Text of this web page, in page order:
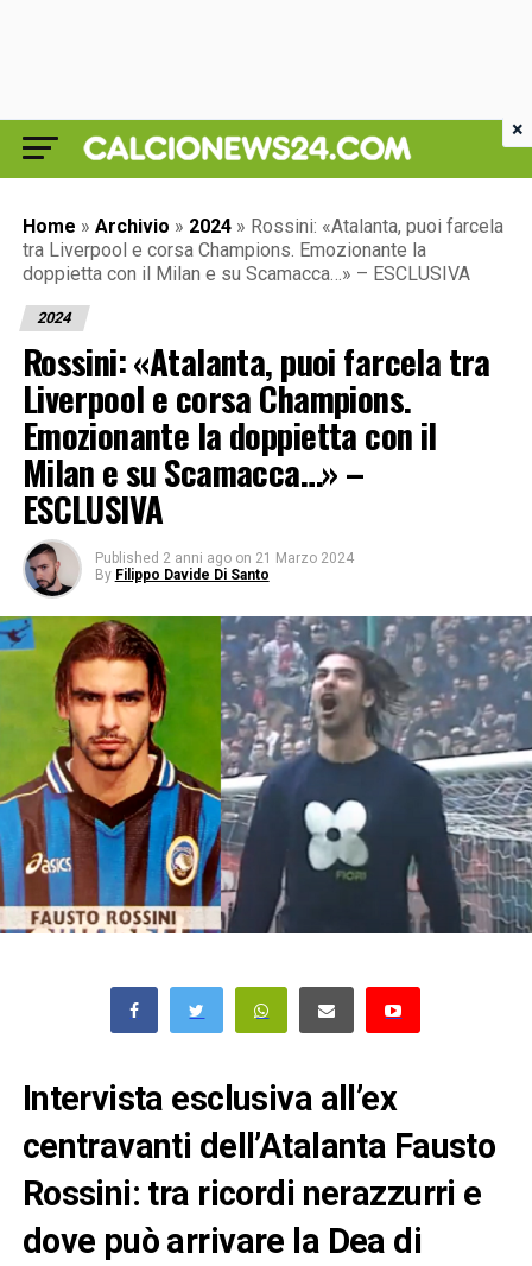
Home » Archivio » 2024 » Rossini: «Atalanta, puoi farcela
tra Liverpool e corsa Champions. Emozionante la
doppietta con il Milan e su Scamacca…» – ESCLUSIVA
2024
Rossini: «Atalanta, puoi farcela tra
Liverpool e corsa Champions.
Emozionante la doppietta con il
Milan e su Scamacca…» –
ESCLUSIVA
Published 2 anni ago on 21 Marzo 2024
By Filippo Davide Di Santo
Intervista esclusiva all’ex
centravanti dell’Atalanta Fausto
Rossini: tra ricordi nerazzurri e
dove può arrivare la Dea di
×